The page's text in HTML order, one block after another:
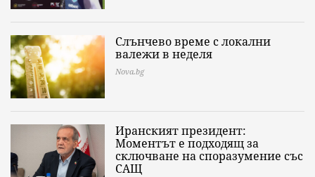
Слънчево време с локални
валежи в неделя
Nova.bg
Иранският президент:
Моментът е подходящ за
сключване на споразумение със
САЩ